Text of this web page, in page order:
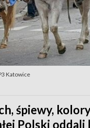
Katowice
śpiewy,
Polski